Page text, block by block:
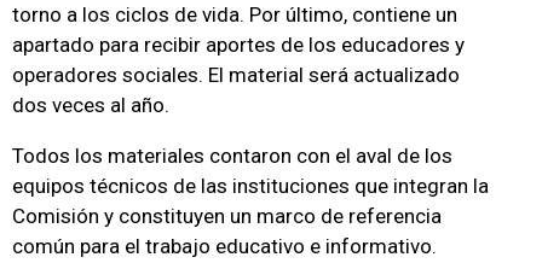
torno a los ciclos de vida. Por último, contiene un
apartado para recibir aportes de los educadores y
operadores sociales. El material será actualizado
dos veces al año.
Todos los materiales contaron con el aval de los
equipos técnicos de las instituciones que integran la
Comisión y constituyen un marco de referencia
común para el trabajo educativo e informativo.